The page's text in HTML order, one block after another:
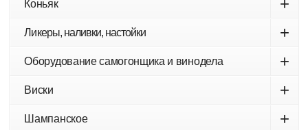
Коньяк +
Ликеры, наливки, настойки +
Оборудование самогонщика и винодела +
Виски +
Шампанское +